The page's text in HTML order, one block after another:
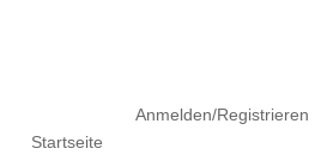
Startseite
Anmelden/Registrieren